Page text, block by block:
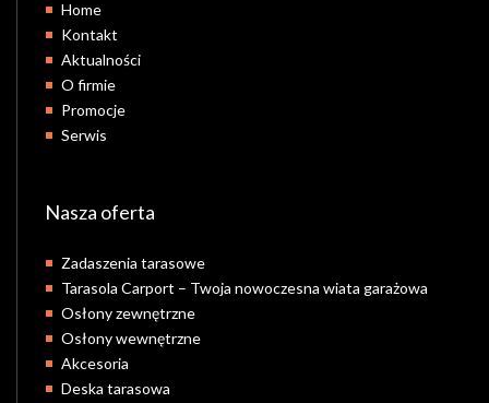
Home
Kontakt
Aktualności
O firmie
Promocje
Serwis
Nasza oferta
Zadaszenia tarasowe
Tarasola Carport – Twoja nowoczesna wiata garażowa
Osłony zewnętrzne
Osłony wewnętrzne
Akcesoria
Deska tarasowa